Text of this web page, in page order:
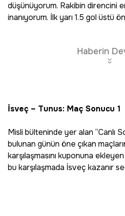
düşünüyorum. Rakibin direncini
inanıyorum. İlk yarı 1.5 gol üstü
Haberin
İsveç – Tunus: Maç Sonucu 1
Misli bülteninde yer alan “Canlı
bulunan günün öne çıkan
karşılaşmasını kuponuna
bu karşılaşmada İsveç kazanır